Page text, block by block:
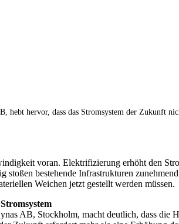
hebt hervor, dass das Stromsystem der Zukunft
voran. Elektrifizierung erhöht den
stoßen bestehende Infrastrukturen
Weichen jetzt gestellt werden müssen.
AB, Stockholm, macht deutlich, dass die